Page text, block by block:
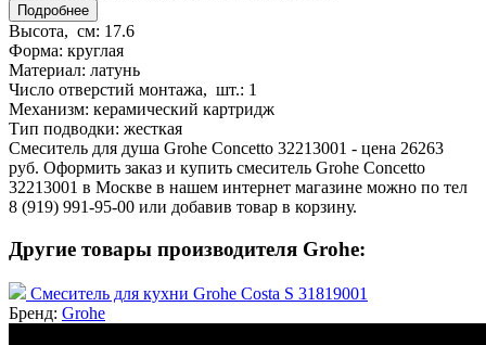
Подробнее
Высота, см: 17.6
Форма: круглая
Материал: латунь
Число отверстий монтажа, шт.: 1
Механизм: керамический картридж
Тип подводки: жесткая
Смеситель для душа Grohe Concetto 32213001 - цена 26263
руб. Оформить заказ и купить смеситель Grohe Concetto
32213001 в Москве в нашем интернет магазине можно по тел
8 (919) 991-95-00 или добавив товар в корзину.
Другие товары производителя Grohe:
Смеситель для кухни Grohe Costa S 31819001
Бренд: Grohe